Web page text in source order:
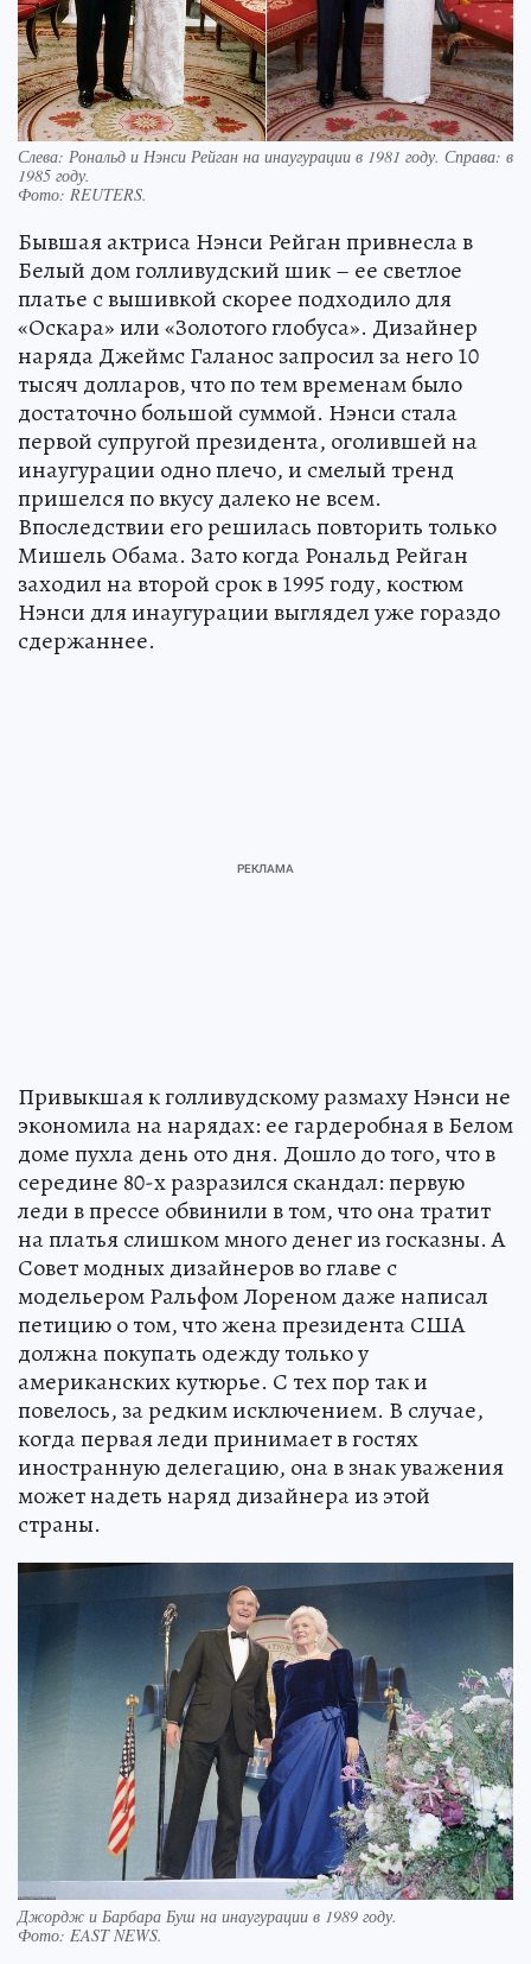
Слева: Рональд и Нэнси Рейган на инаугурации в 1981 году. Справа: в
1985 году.
Фото: REUTERS.
Бывшая актриса Нэнси Рейган привнесла в
Белый дом голливудский шик – ее светлое
платье с вышивкой скорее подходило для
«Оскара» или «Золотого глобуса». Дизайнер
наряда Джеймс Галанос запросил за него 10
тысяч долларов, что по тем временам было
достаточно большой суммой. Нэнси стала
первой супругой президента, оголившей на
инаугурации одно плечо, и смелый тренд
пришелся по вкусу далеко не всем.
Впоследствии его решилась повторить только
Мишель Обама. Зато когда Рональд Рейган
заходил на второй срок в 1995 году, костюм
Нэнси для инаугурации выглядел уже гораздо
сдержаннее.
Привыкшая к голливудскому размаху Нэнси не
экономила на нарядах: ее гардеробная в Белом
доме пухла день ото дня. Дошло до того, что в
середине 80-х разразился скандал: первую
леди в прессе обвинили в том, что она тратит
на платья слишком много денег из госказны. А
Совет модных дизайнеров во главе с
модельером Ральфом Лореном даже написал
петицию о том, что жена президента США
должна покупать одежду только у
американских кутюрье. С тех пор так и
повелось, за редким исключением. В случае,
когда первая леди принимает в гостях
иностранную делегацию, она в знак уважения
может надеть наряд дизайнера из этой
страны.
Джордж и Барбара Буш на инаугурации в 1989 году.
Фото: EAST NEWS.